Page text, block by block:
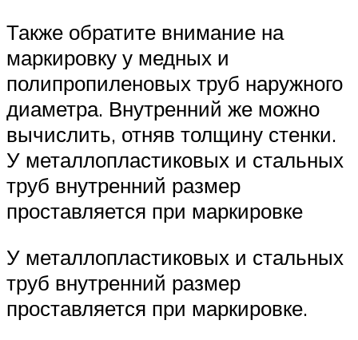
Также обратите внимание на
маркировку у медных и
полипропиленовых труб наружного
диаметра. Внутренний же можно
вычислить, отняв толщину стенки.
У металлопластиковых и стальных
труб внутренний размер
проставляется при маркировке
У металлопластиковых и стальных
труб внутренний размер
проставляется при маркировке.